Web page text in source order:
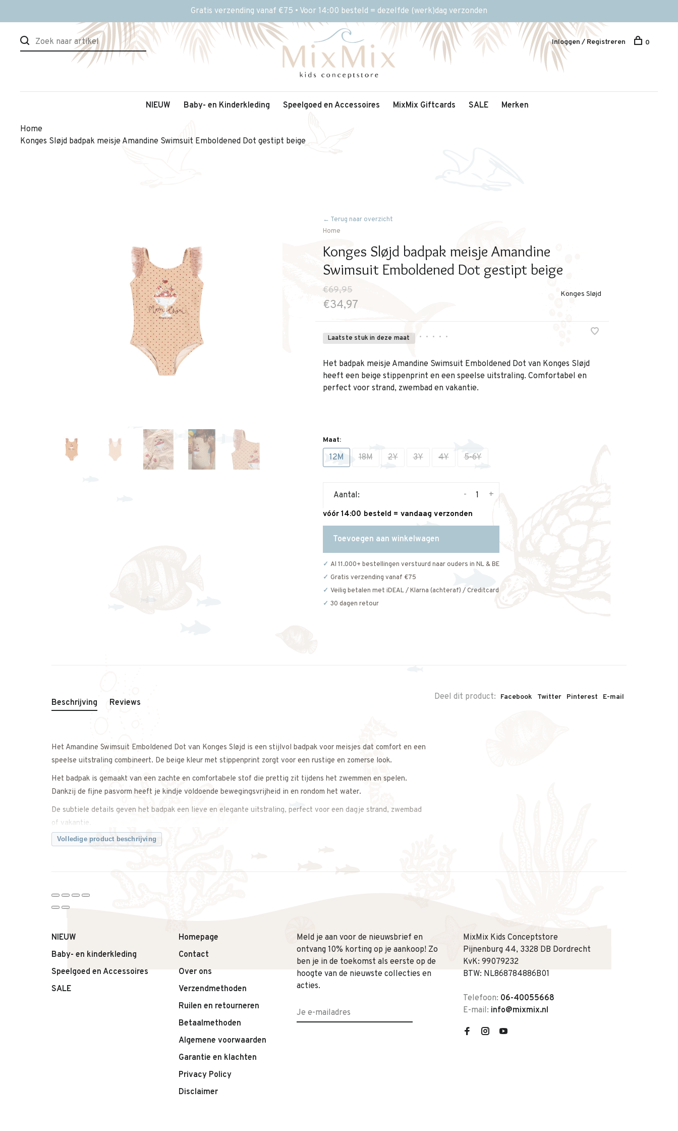
Gratis verzending vanaf €75 • Voor 14:00 besteld = dezelfde (werk)dag verzonden
NIEUW Baby- en Kinderkleding Speelgoed en Accessoires MixMix Giftcards SALE Merken
Inloggen / Registreren 0
Home
Konges Sløjd badpak meisje Amandine Swimsuit Emboldened Dot gestipt beige
← Terug naar overzicht
Home
Konges Sløjd badpak meisje Amandine
Swimsuit Emboldened Dot gestipt beige
€69,95
€34,97
Konges Sløjd
Laatste stuk in deze maat • • • • •
Het badpak meisje Amandine Swimsuit Emboldened Dot van Konges Sløjd
heeft een beige stippenprint en een speelse uitstraling. Comfortabel en
perfect voor strand, zwembad en vakantie.
Maat:
12M 18M 2Y 3Y 4Y 5-6Y
Aantal: +
-
vóór 14:00 besteld = vandaag verzonden
Toevoegen aan winkelwagen
Al 11.000+ bestellingen verstuurd naar ouders in NL & BE
Gratis verzending vanaf €75
Veilig betalen met iDEAL / Klarna (achteraf) / Creditcard
30 dagen retour
Deel dit product: Facebook Twitter Pinterest E-mail
Beschrijving Reviews
Het Amandine Swimsuit Emboldened Dot van Konges Sløjd is een stijlvol badpak voor meisjes dat comfort en een
speelse uitstraling combineert. De beige kleur met stippenprint zorgt voor een rustige en zomerse look.
Het badpak is gemaakt van een zachte en comfortabele stof die prettig zit tijdens het zwemmen en spelen.
Dankzij de fijne pasvorm heeft je kindje voldoende bewegingsvrijheid in en rondom het water.
De subtiele details geven het badpak een lieve en elegante uitstraling, perfect voor een dagje strand, zwembad
of vakantie.
Makkelijk te combineren met waterschoenen, een zonnehoed of strandponcho voor een complete zomeroutfit.
Kenmerken
• Badpak van
• Print: Emboldened Dot
• Kleur: beige gestipt
• Comfortabele en zachte stof
• Fijne pasvorm
• Ideaal voor strand, zwembad en vakantie
Volledige product beschrijving
NIEUW
Baby- en kinderkleding
Speelgoed en Accessoires
SALE
Homepage
Contact
Over ons
Verzendmethoden
Ruilen en retourneren
Betaalmethoden
Algemene voorwaarden
Garantie en klachten
Privacy Policy
Disclaimer
Meld je aan voor de nieuwsbrief en
ontvang 10% korting op je aankoop! Zo
ben je in de toekomst als eerste op de
hoogte van de nieuwste collecties en
acties.
MixMix Kids Conceptstore
Pijnenburg 44, 3328 DB Dordrecht
KvK: 99079232
BTW: NL868784886B01
Telefoon: 06-40055668
E-mail: info@mixmix.nl